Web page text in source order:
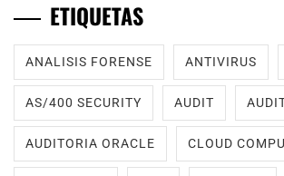
ETIQUETAS
ANALISIS FORENSE ANTIVIRUS
AS/400 SECURITY AUDIT
AUDITORIA ORACLE CLOUD